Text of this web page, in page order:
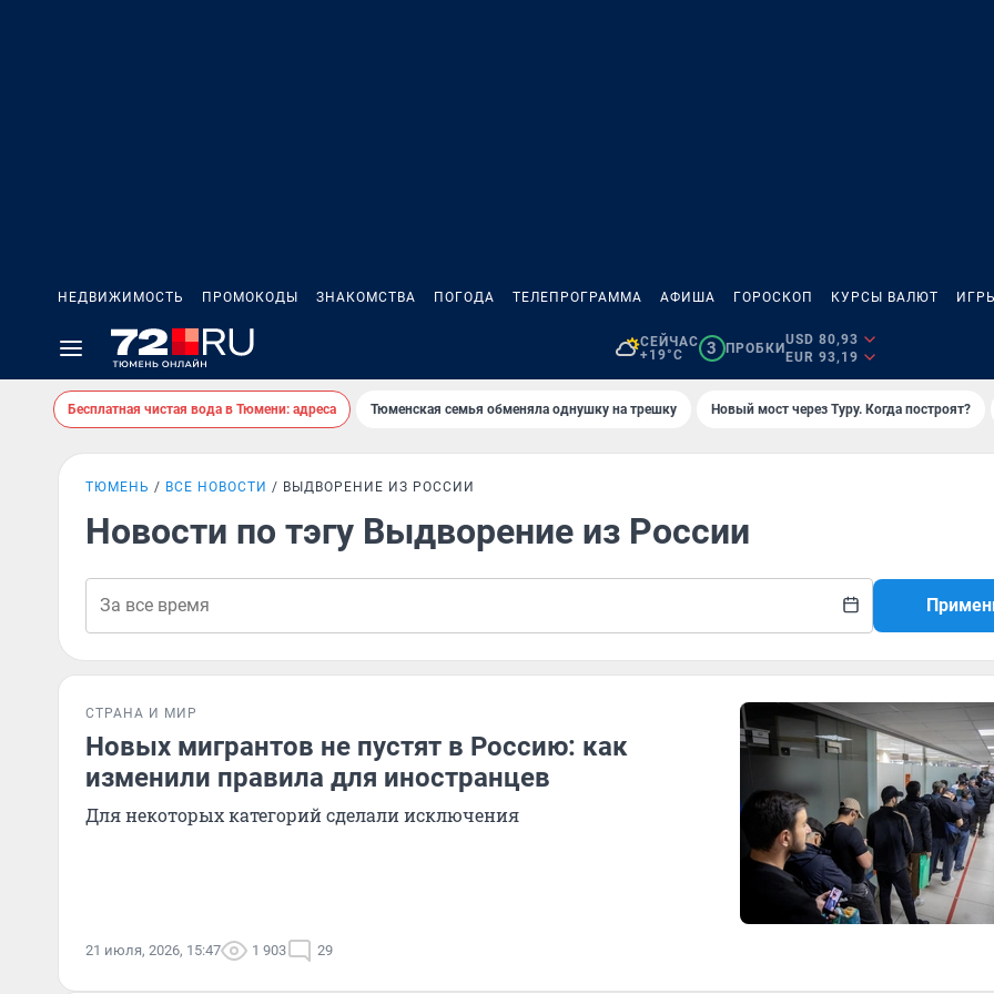
НЕДВИЖИМОСТЬ ПРОМОКОДЫ ЗНАКОМСТВА ПОГОДА ТЕЛЕПРОГРАММА АФИША ГОРОСКОП КУРСЫ ВАЛЮТ
СЕЙЧАС
+19°C
3 ПРОБКИ
USD 80,93
EUR 93,19
Бесплатная чистая вода в Тюмени: адреса Тюменская семья обменяла однушку на трешку Новый мост через Туру. Когда построят?
ТЮМЕНЬ ВСЕ НОВОСТИ ВЫДВОРЕНИЕ ИЗ РОССИИ
Новости по тэгу Выдворение из России
СТРАНА И МИР
Новых мигрантов не пустят в Россию: как
изменили правила для иностранцев
Для некоторых категорий сделали исключения
21 июля, 2026, 15:47 1 903 29